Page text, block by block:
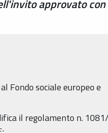
approvato con
Fondo sociale europeo e
il regolamento n.